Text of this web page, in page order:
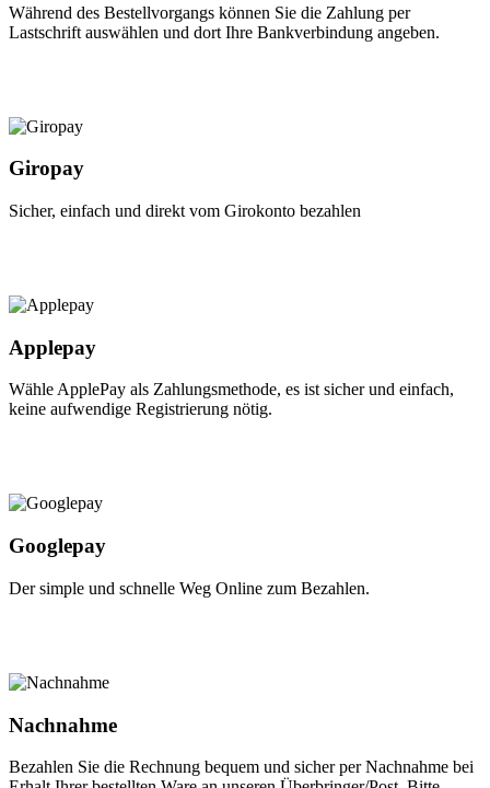
Während des Bestellvorgangs können Sie die Zahlung per
Lastschrift auswählen und dort Ihre Bankverbindung angeben.
Giropay
Sicher, einfach und direkt vom Girokonto bezahlen
Applepay
Wähle ApplePay als Zahlungsmethode, es ist sicher und einfach,
keine aufwendige Registrierung nötig.
Googlepay
Der simple und schnelle Weg Online zum Bezahlen.
Nachnahme
Bezahlen Sie die Rechnung bequem und sicher per Nachnahme bei